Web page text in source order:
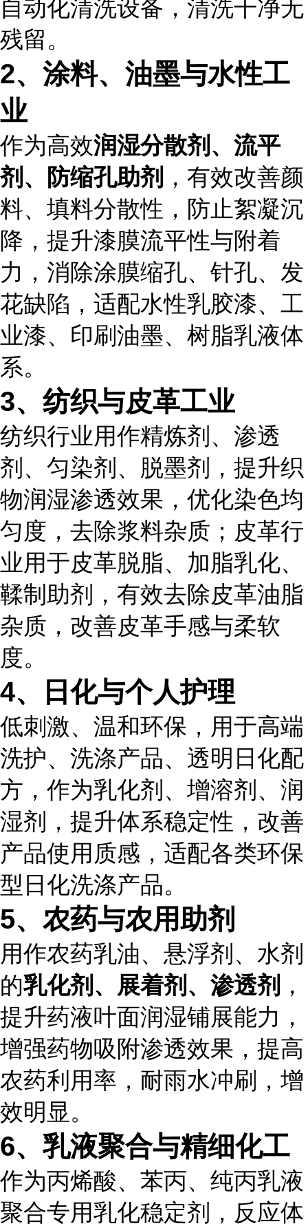
自动化清洗设备，清洗干净无
残留。
2、涂料、油墨与水性工
业
作为高效润湿分散剂、流平
剂、防缩孔助剂 ，有效改善颜
料、填料分散性，防止絮凝沉
降，提升漆膜流平性与附着
力，消除涂膜缩孔、针孔、发
花缺陷，适配水性乳胶漆、工
业漆、印刷油墨、树脂乳液体
系。
3、纺织与皮革工业
纺织行业用作精炼剂、渗透
剂、匀染剂、脱墨剂，提升织
物润湿渗透效果，优化染色均
匀度，去除浆料杂质；皮革行
业用于皮革脱脂、加脂乳化、
鞣制助剂，有效去除皮革油脂
杂质，改善皮革手感与柔软
度。
4、日化与个人护理
低刺激、温和环保，用于高端
洗护、洗涤产品、透明日化配
方，作为乳化剂、增溶剂、润
湿剂，提升体系稳定性，改善
产品使用质感，适配各类环保
型日化洗涤产品。
5、农药与农用助剂
用作农药乳油、悬浮剂、水剂
的乳化剂、展着剂、渗透剂 ，
提升药液叶面润湿铺展能力，
增强药物吸附渗透效果，提高
农药利用率，耐雨水冲刷，增
效明显。
6、乳液聚合与精细化工
作为丙烯酸、苯丙、纯丙乳液
聚合专用乳化稳定剂，反应体